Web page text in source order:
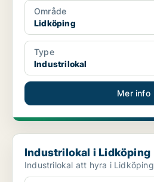
Område
Lidköping
Type
Industrilokal
Mer info
Industrilokal i Lidköping
Industrilokal i Lidköping
Industrilokal att hyra i Lidköping